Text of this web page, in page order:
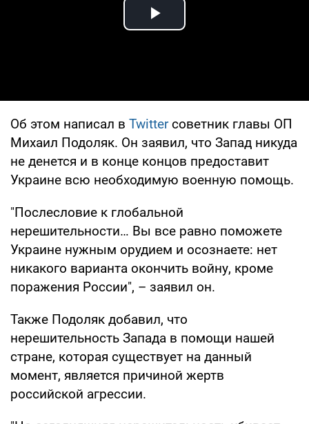
Play Video
Об этом написал в Twitterсоветник главы ОП
Михаил Подоляк. Он заявил, что Запад никуда
не денется и в конце концов предоставит
Украине всю необходимую военную помощь.
"Послесловие к глобальной
нерешительности… Вы все равно поможете
Украине нужным орудием и осознаете: нет
никакого варианта окончить войну, кроме
поражения России", – заявил он.
Также Подоляк добавил, что
нерешительность Запада в помощи нашей
стране, которая существует на данный
момент, является причиной жертв
российской агрессии.